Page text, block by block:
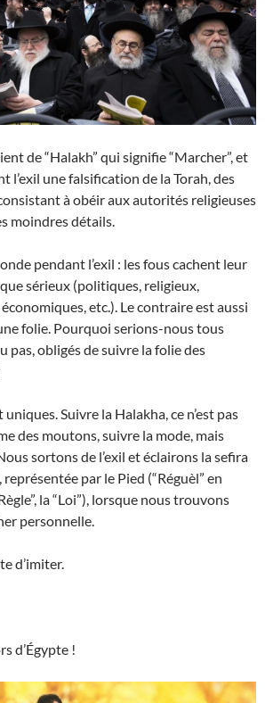
de “Halakh” qui signifie “Marcher”, et
l’exil une falsification de la Torah, des
à obéir aux autorités religieuses
moindres détails.
pendant l’exil : les fous cachent leur
sérieux (politiques, religieux,
etc.). Le contraire est aussi
folie. Pourquoi serions-nous tous
pas, obligés de suivre la folie des
Suivre la Halakha, ce n’est pas
des moutons, suivre la mode, mais
sortons de l’exil et éclairons la sefira
par le Pied (“Réguèl” en
la “Loi”), lorsque nous trouvons
personnelle.
d’imiter.
d’Égypte !